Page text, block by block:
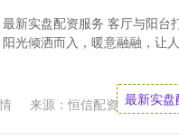
新实盘配资服务 客厅与阳台
光倾洒而入，暖意融融，让
最新实盘
来源：恒信配资